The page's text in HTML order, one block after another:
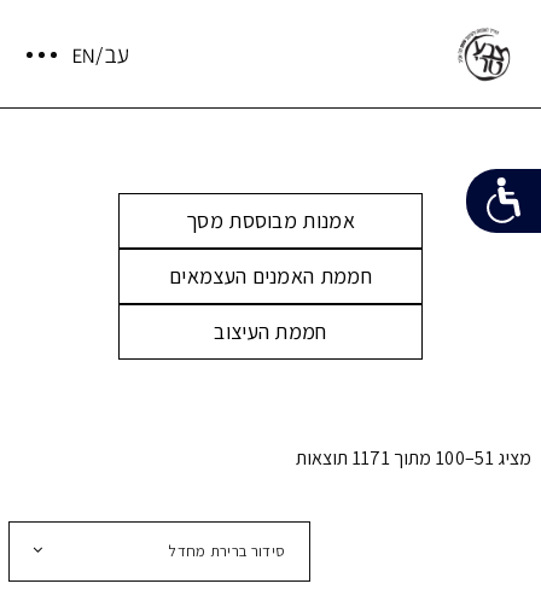
אמנות מבוססת מסך
חממת האמנים העצמאים
חממת העיצוב
מציג 51–100 מתוך 1171 תוצאות
סידור ברירת מחדל